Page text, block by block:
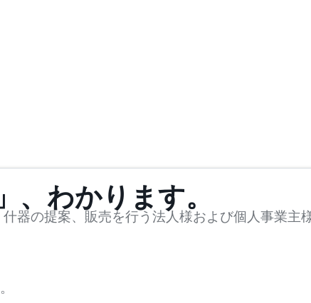
、わかります。
器の提案、販売を行う法人様および個人事業主